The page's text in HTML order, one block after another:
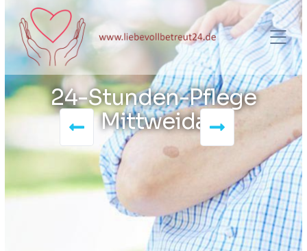
24-Stunden-Pflege
Mittweida